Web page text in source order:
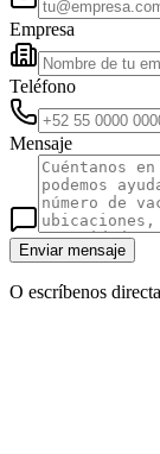
Empresa
Teléfono
Mensaje
Enviar mensaje
O escríbenos